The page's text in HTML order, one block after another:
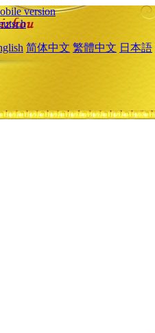
version
简体中文 繁體中文 日本語